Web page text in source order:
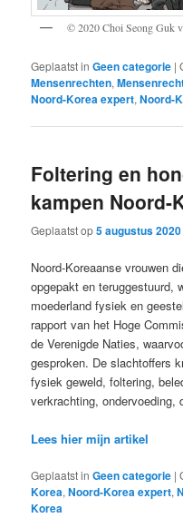
© 2020 Choi Seong Guk
Geplaatst in Geen categorie |
Mensenrechten,
Noord-Korea expert,Noord-
Foltering en
kampen Noord-
Geplaatst op5 augustus 2020
Noord-Koreaanse vrouwen
opgepakt en teruggestuurd,
moederland fysiek en
rapport van het Hoge
de Verenigde Naties,
gesproken. De slachtoffers
fysiek geweld, foltering,
verkrachting, ondervoeding,
Lees hier mijn artikel
Geplaatst in Geen categorie |
Korea,Noord-Korea expert,
Korea